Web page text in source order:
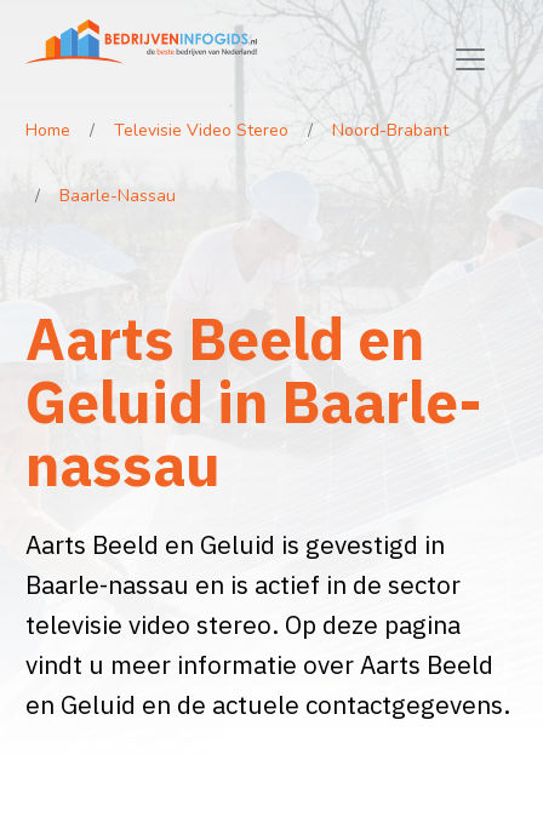
Home Televisie Video Stereo Noord-Brabant
Baarle-Nassau
Aarts Beeld en
Geluid in Baarle-
nassau
Aarts Beeld en Geluid is gevestigd in
Baarle-nassau en is actief in de sector
televisie video stereo. Op deze pagina
vindt u meer informatie over Aarts Beeld
en Geluid en de actuele contactgegevens.